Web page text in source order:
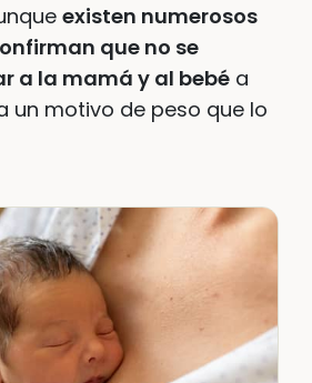
existen numerosos
que no se
a la mamá y al bebé a
un motivo de peso que lo